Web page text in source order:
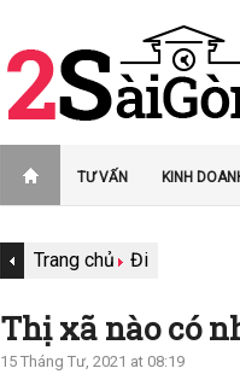
TƯ VẤN KINH
Trang chủ Đi
Thị xã nào có
15 Tháng Tư, 2021 at 08:19